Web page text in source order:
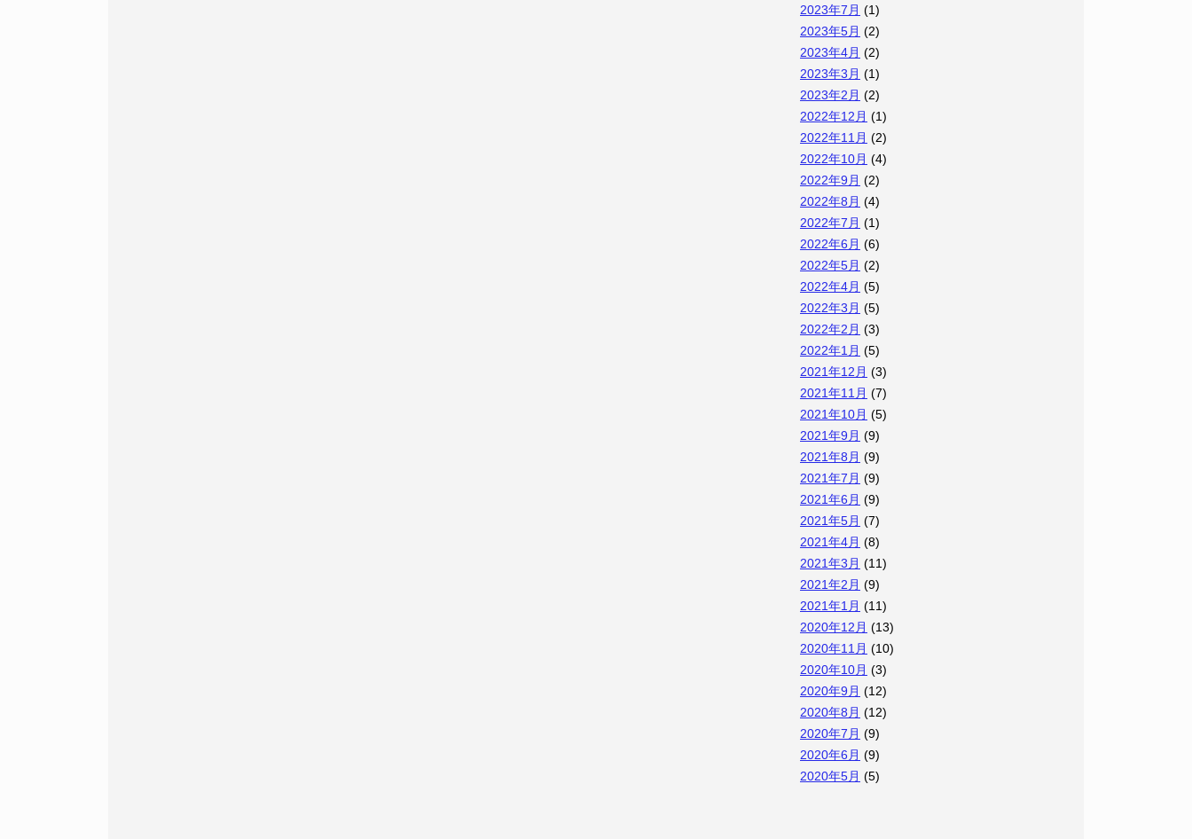
2023年7月 (1)
2023年5月 (2)
2023年4月 (2)
2023年3月 (1)
2023年2月 (2)
2022年12月 (1)
2022年11月 (2)
2022年10月 (4)
2022年9月 (2)
2022年8月 (4)
2022年7月 (1)
2022年6月 (6)
2022年5月 (2)
2022年4月 (5)
2022年3月 (5)
2022年2月 (3)
2022年1月 (5)
2021年12月 (3)
2021年11月 (7)
2021年10月 (5)
2021年9月 (9)
2021年8月 (9)
2021年7月 (9)
2021年6月 (9)
2021年5月 (7)
2021年4月 (8)
2021年3月 (11)
2021年2月 (9)
2021年1月 (11)
2020年12月 (13)
2020年11月 (10)
2020年10月 (3)
2020年9月 (12)
2020年8月 (12)
2020年7月 (9)
2020年6月 (9)
2020年5月 (5)